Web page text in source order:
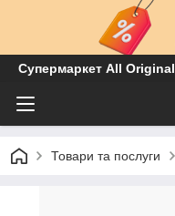
Супермаркет All Original
Товари та послуги